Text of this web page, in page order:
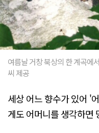
여름날 거창 북상의 한 계곡에
씨 제공
세상 어느 향수가 있어 '
게도 어머니를 생각하면